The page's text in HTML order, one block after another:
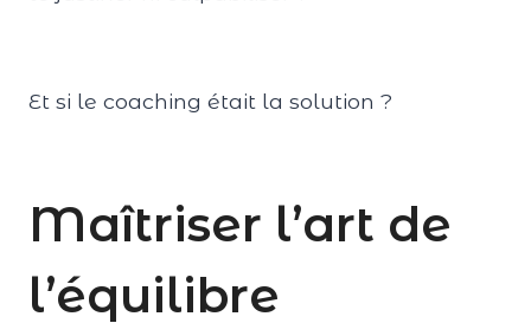
Et si le coaching était la solution ?
Maîtriser l’art de
l’équilibre